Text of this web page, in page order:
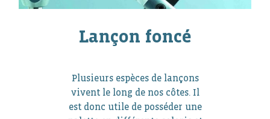
Lançon foncé
Plusieurs espèces de lançons
vivent le long de nos côtes. Il
est donc utile de posséder une